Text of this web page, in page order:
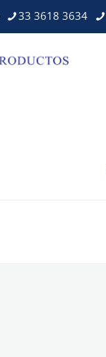
33 3618 3634